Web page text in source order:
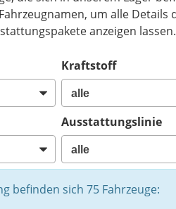
um alle Details
anzeigen lassen.
Kraftstoff
Ausstattungslinie
befinden sich 75Fahrzeuge: